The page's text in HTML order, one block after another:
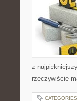
z
rzeczywiście